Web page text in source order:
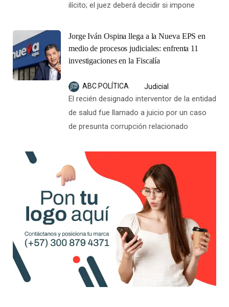
ilícito; el juez deberá decidir si impone
Jorge Iván Ospina llega a la Nueva EPS en
medio de procesos judiciales: enfrenta 11
investigaciones en la Fiscalía
ABC POLÍTICA Judicial
El recién designado interventor de la entidad
de salud fue llamado a juicio por un caso
de presunta corrupción relacionado